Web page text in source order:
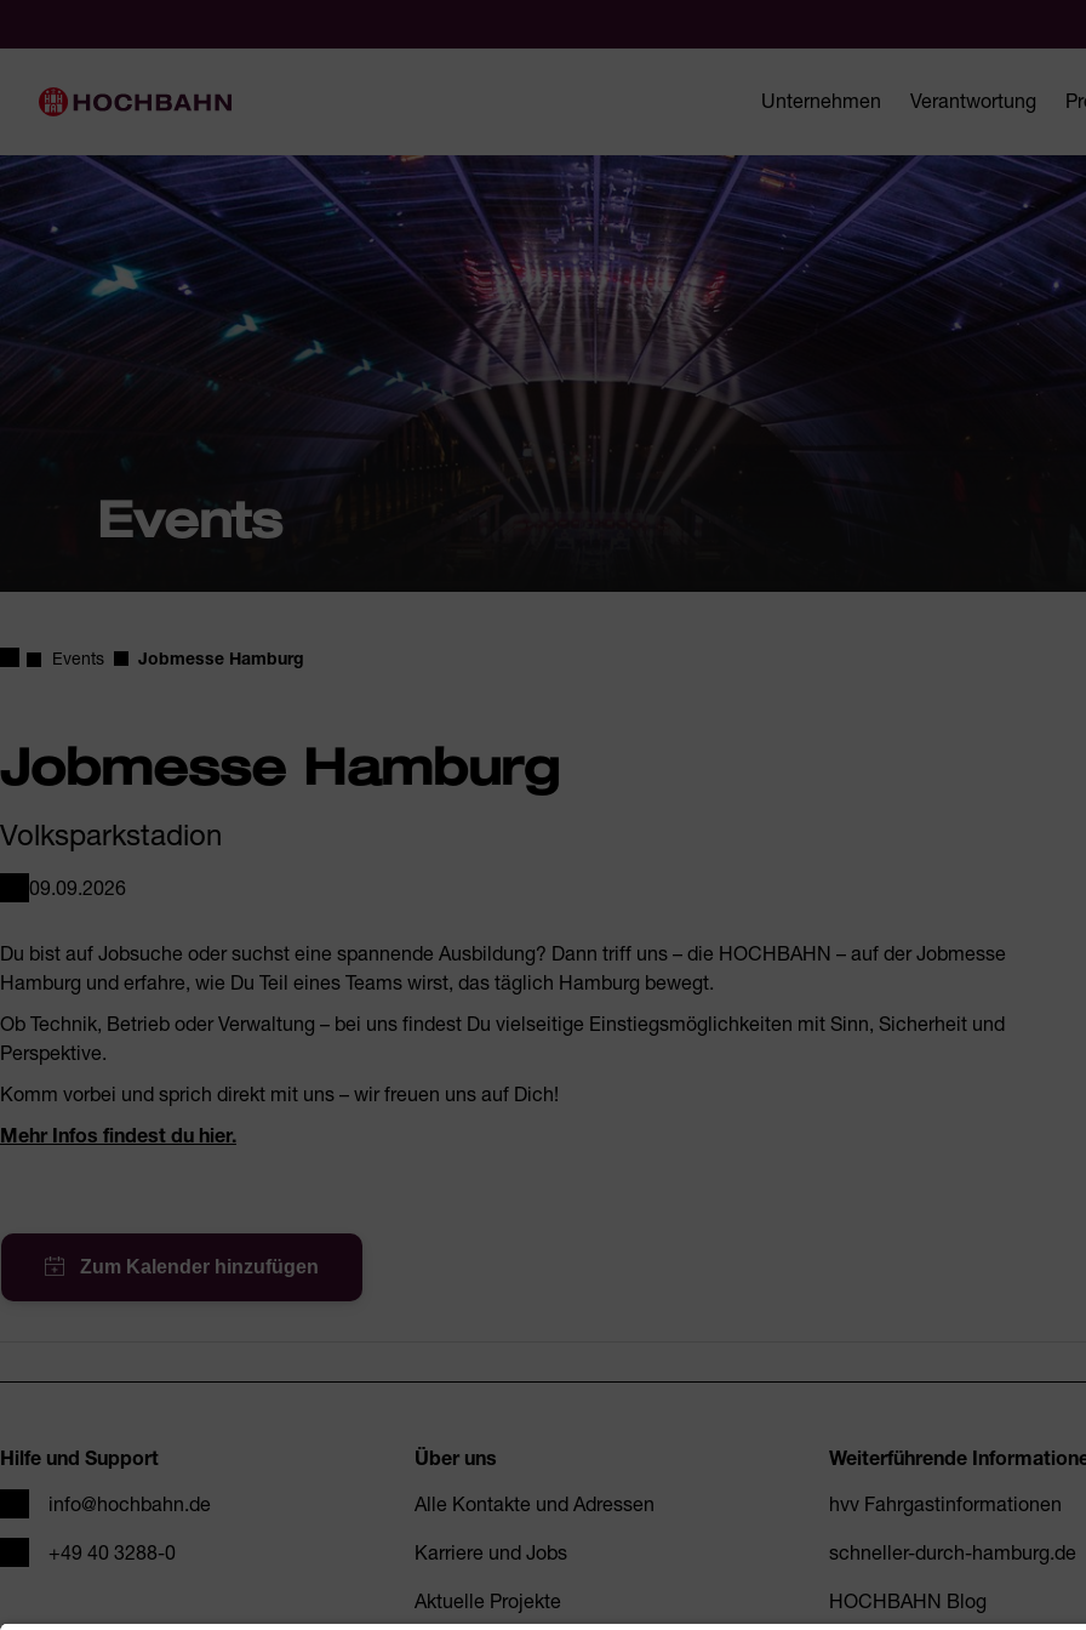
Hauptnavigation
Unternehmen Verantwortung
Events
Startseite
Events Jobmesse Hamburg
Jobmesse Hamburg
Volksparkstadion
VERANSTALTUNGSORT
09.09.2026
Du bist auf Jobsuche oder suchst eine spannende Ausbildung? Dann triff uns – die HOCHBAHN – auf der Jobmesse
Hamburg und erfahre, wie Du Teil eines Teams wirst, das täglich Hamburg bewegt.
Ob Technik, Betrieb oder Verwaltung – bei uns findest Du vielseitige Einstiegsmöglichkeiten mit Sinn, Sicherheit und
Perspektive.
Komm vorbei und sprich direkt mit uns – wir freuen uns auf Dich!
Mehr Infos findest du hier.
Hilfe und Support
E-Mailinfo@hochbahn.de
Telefon+49 40 3288-0
Über uns
Alle Kontakte und Adressen
Karriere und Jobs
Aktuelle Projekte
Weiterführende
hvv Fahrgastinformationen
schneller-durch-hamburg.de
HOCHBAHN Blog